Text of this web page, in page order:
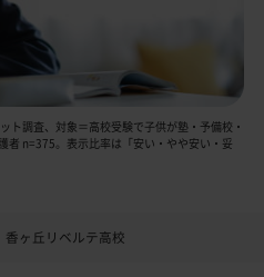
調査、対象＝高校受験で子供が塾・予備校・
者 n=375。表示比率は「安い・やや安い・妥
香ヶ丘リベルテ高校